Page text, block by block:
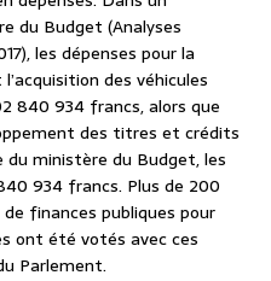
du Budget (Analyses
les dépenses pour la
des véhicules
840 934 francs, alors que
des titres et crédits
du ministère du Budget, les
934 francs. Plus de 200
finances publiques pour
ont été votés avec ces
Parlement.